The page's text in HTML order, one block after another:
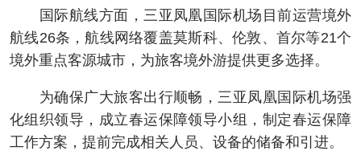
国际航线方面，三亚凤凰国际机场目前运营境外
航线26条，航线网络覆盖莫斯科、伦敦、首尔等21个
境外重点客源城市，为旅客境外游提供更多选择。
为确保广大旅客出行顺畅，三亚凤凰国际机场强
化组织领导，成立春运保障领导小组，制定春运保障
工作方案，提前完成相关人员、设备的储备和引进。